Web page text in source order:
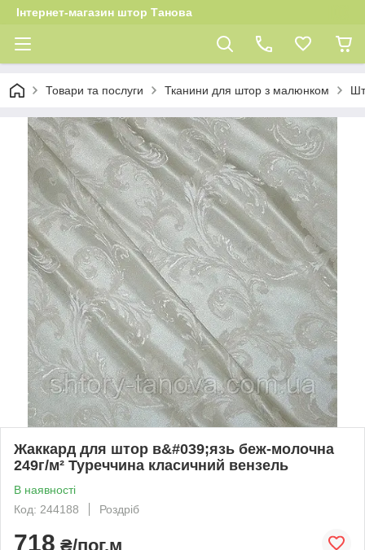
Інтернет-магазин штор Танова
Товари та послуги Тканини для штор з малюнком
Жаккард для штор в&#039;язь беж-молочна
249г/м² Туреччина класичний вензель
В наявності
Код: 244188
Роздріб
718 ₴/пог.м